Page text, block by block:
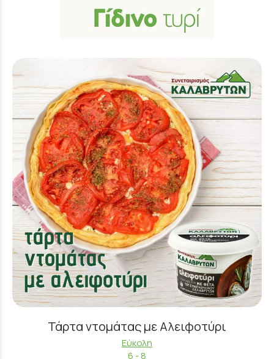
Τάρτα ντομάτας με Αλειφοτύρι
Εύκολη
6 - 8